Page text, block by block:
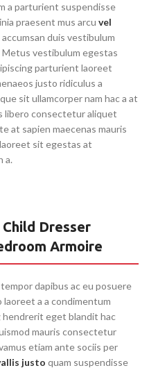
a parturient suspendisse
praesent mus arcu vel
duis vestibulum
vestibulum egestas
parturient laoreet
justo ridiculus a
sit ullamcorper nam hac a at
libero consectetur aliquet
at sapien maecenas mauris
sit egestas at
a.
Dresser
Armoire
dapibus ac eu posuere
a a condimentum
hendrerit eget blandit hac
mauris consectetur
etiam ante sociis per
justo quam suspendisse